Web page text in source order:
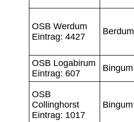
OSB Werdum
Eintrag: 4427
Berdum
OSB Logabirum
Eintrag: 607
Bingum
OSB
Collinghorst
Eintrag: 1017
Bingum